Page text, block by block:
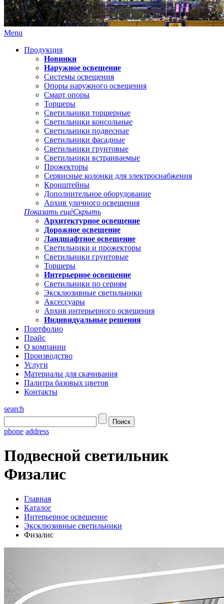
Menu
Продукция
Новинки
Наружное освещение
Системы освещения
Опоры наружного освещения
Смарт опоры
Торшеры
Светильники торшерные
Светильники консольные
Светильники подвесные
Светильники фасадные
Светильники грунтовые
Светильники встраиваемые
Прожекторы
Сервисные колонки для электроснабжения
Кронштейны
Дополнительное оборудование
Архив уличного освещения
Показать ещёСкрыть
Архитектурное освещение
Дорожное освещение
Ландшафтное освещение
Светильники и прожекторы
Светильники грунтовые
Торшеры
Интерьерное освещение
Светильники по сериям
Эксклюзивные светильники
Аксессуары
Архив интерьерного освещения
Индивидуальные решения
Портфолио
Прайс
О компании
Производство
Услуги
Материалы для скачивания
Палитра базовых цветов
Контакты
search
phone address
Подвесной светильник
Физалис
Главная
Каталог
Интерьерное освещение
Эксклюзивные светильники
Физалис